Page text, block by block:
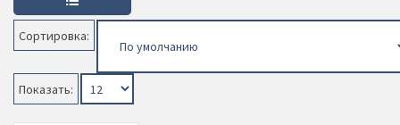
Сортировка:
Показать: